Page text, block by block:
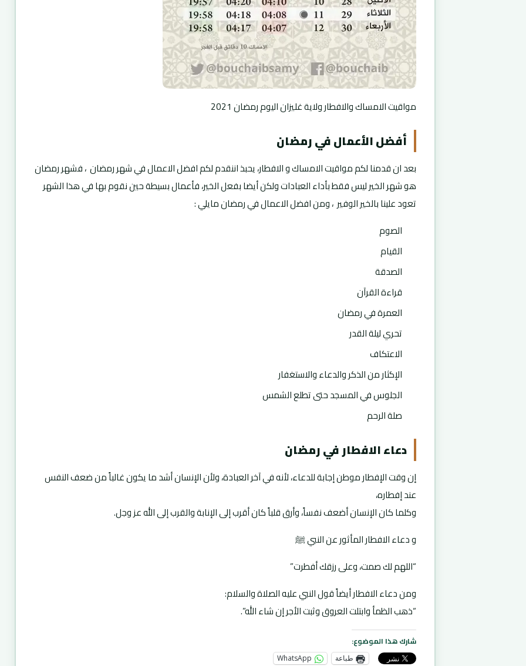
مواقيت الامساك والافطار ولاية غليزان اليوم رمضان 2021
أفضل الأعمال في رمضان
بعد ان قدمنا لكم مواقيت الامساك و الافطار، يحبذ اننقدم لكم افضل الاعمال في شهر رمضان ، فشهر رمضان
هو شهر الخير ليس فقط بأداء العبادات ولكن أيضا بفعل الخير، فأعمال بسيطة حين نقوم بها في هذا الشهر
تعود علينا بالخير الوفير ، ومن افضل الاعمال في رمضان مايلي :
الصوم
القيام
الصدقة
قراءة القرآن
العمرة في رمضان
تحري ليلة القدر
الاعتكاف
الإكثار من الذكر والدعاء والاستغفار
الجلوس في المسجد حتى تطلع الشمس
صلة الرحم
دعاء الافطار في رمضان
إن وقت الإفطار موطن إجابة للدعاء، لأنه في آخر العبادة، ولأن الإنسان أشد ما يكون غالباً من ضعف النفس
عند إفطاره،
وكلما كان الإنسان أضعف نفساً، وأرق قلباً كان أقرب إلى الإنابة والقرب إلى الله عز وجل.
و دعاء الافطار المأثور عن النبي ﷺ
“اللهم لك صمت، وعلى رزقك أفطرت”
ومن دعاء الافطار أيضاً قول النبي عليه الصلاة والسلام:
“ذهب الظمأ وابتلت العروق وثبت الأجر إن شاء الله”.
شارك هذا الموضوع:
طباعة WhatsApp